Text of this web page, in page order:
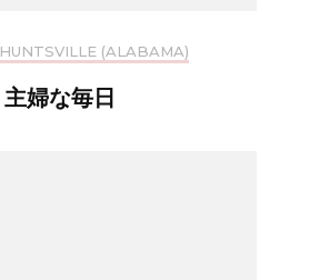
HUNTSVILLE (ALABAMA)
主婦な毎日